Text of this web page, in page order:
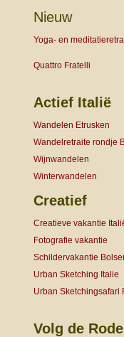
Nieuw
Yoga- en
Quattro Fratelli
Actief Italië
Wandelen Etrusken
Wandelretraite rondje
Wijnwandelen
Winterwandelen
Creatief
Creatieve vakantie
Fotografie vakantie
Schildervakantie
Urban Sketching Italie
Urban Sketchingsafari
Volg de